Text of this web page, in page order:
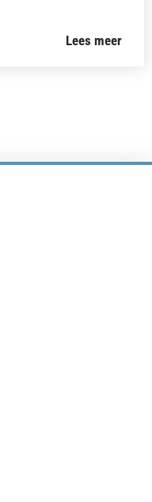
Lees meer